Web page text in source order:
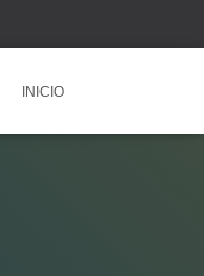
INICIO